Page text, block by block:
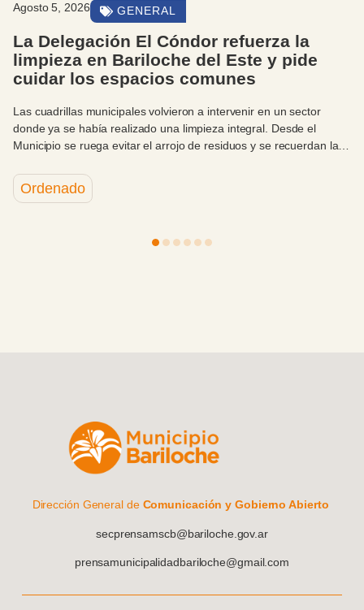
2026 GENERAL
El Cóndor refuerza la
en Bariloche del Este y pide
los espacios comunes
municipales volvieron a intervenir en un sector
se había realizado una limpieza integral. Desde el
se ruega evitar el arrojo de residuos y se recuerdan las
Dirección General de Comunicación y Gobierno Abierto
secprensamscb@bariloche.gov.ar
prensamunicipalidadbariloche@gmail.com